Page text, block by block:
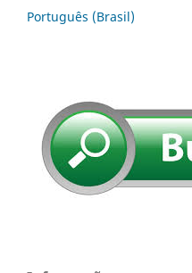
Português (Brasil)